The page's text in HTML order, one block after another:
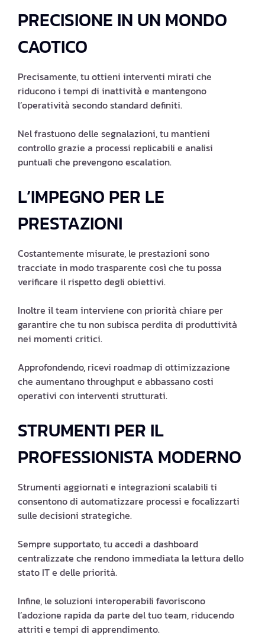
PRECISIONE IN UN MONDO
CAOTICO
Precisamente, tu ottieni interventi mirati che
riducono i tempi di inattività e mantengono
l’operatività secondo standard definiti.
Nel frastuono delle segnalazioni, tu mantieni
controllo grazie a processi replicabili e analisi
puntuali che prevengono escalation.
L’IMPEGNO PER LE
PRESTAZIONI
Costantemente misurate, le prestazioni sono
tracciate in modo trasparente così che tu possa
verificare il rispetto degli obiettivi.
Inoltre il team interviene con priorità chiare per
garantire che tu non subisca perdita di produttività
nei momenti critici.
Approfondendo, ricevi roadmap di ottimizzazione
che aumentano throughput e abbassano costi
operativi con interventi strutturati.
STRUMENTI PER IL
PROFESSIONISTA MODERNO
Strumenti aggiornati e integrazioni scalabili ti
consentono di automatizzare processi e focalizzarti
sulle decisioni strategiche.
Sempre supportato, tu accedi a dashboard
centralizzate che rendono immediata la lettura dello
stato IT e delle priorità.
Infine, le soluzioni interoperabili favoriscono
l’adozione rapida da parte del tuo team, riducendo
attriti e tempi di apprendimento.